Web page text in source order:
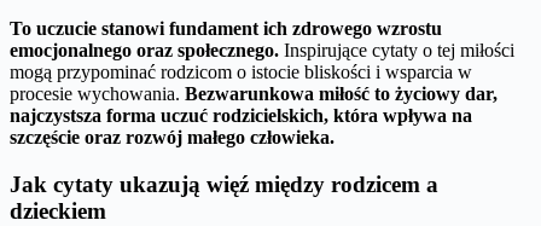
To uczucie stanowi fundament ich zdrowego wzrostu
emocjonalnego oraz społecznego. Inspirujące cytaty o tej miłości
mogą przypominać rodzicom o istocie bliskości i wsparcia w
procesie wychowania. Bezwarunkowa miłość to życiowy dar,
najczystsza forma uczuć rodzicielskich, która wpływa na
szczęście oraz rozwój małego człowieka.
Jak cytaty ukazują więź między rodzicem a
dzieckiem